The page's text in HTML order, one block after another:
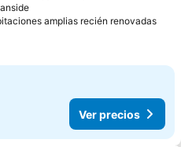
amplias recién renovadasVer
Ver precios